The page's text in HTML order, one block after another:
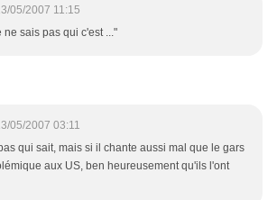
05/2007 11:15
ne sais pas qui c'est ..."
05/2007 03:11
qui sait, mais si il chante aussi mal que le gars
aux US, ben heureusement qu'ils l'ont